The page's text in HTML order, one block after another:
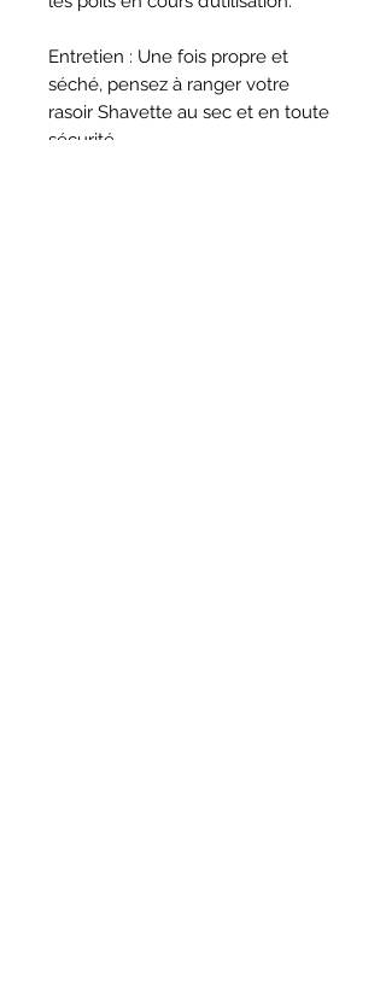
Entretien : Une fois propre et
séché, pensez à ranger votre
rasoir Shavette au sec et en toute
sécurité.